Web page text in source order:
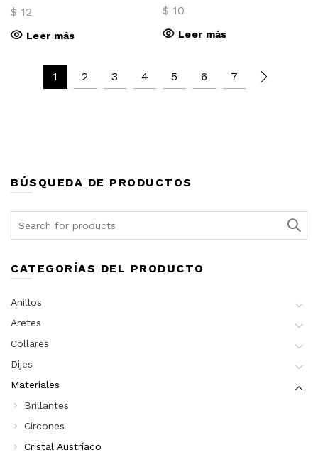
$ 12
Leer más
$ 10
Leer más
1 2 3 4 5 6 7
BÚSQUEDA DE PRODUCTOS
CATEGORÍAS DEL PRODUCTO
Anillos
Aretes
Collares
Dijes
Materiales
Brillantes
Circones
Cristal Austríaco